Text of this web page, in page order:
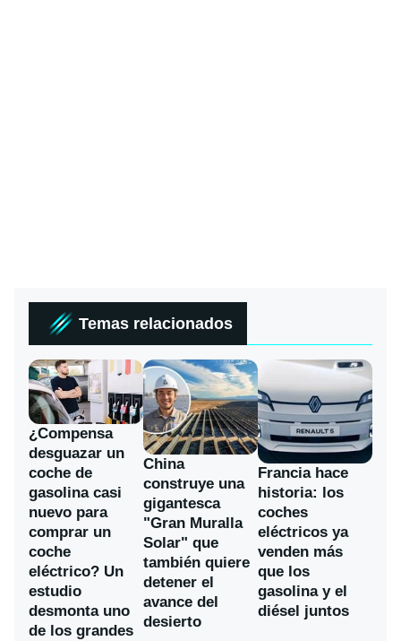
Temas relacionados
¿Compensa
desguazar un
coche de
gasolina casi
nuevo para
comprar un
coche
eléctrico? Un
estudio
desmonta uno
de los grandes
China
construye una
gigantesca
"Gran Muralla
Solar" que
también quiere
detener el
avance del
desierto
Francia hace
historia: los
coches
eléctricos ya
venden más
que los
gasolina y el
diésel juntos